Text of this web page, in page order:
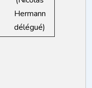
Hermann
délégué)